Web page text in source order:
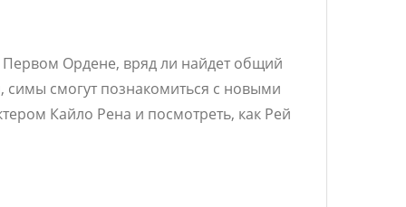
Ордене, вряд ли найдет общий
смогут познакомиться с новыми
Кайло Рена и посмотреть, как Рей